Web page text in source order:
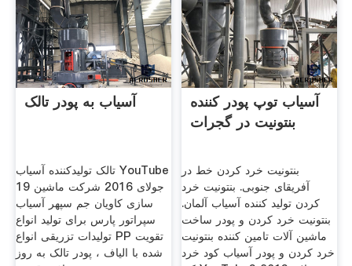
آسیاب به پودر تالک
تالک تولیدکننده آسیاب YouTube
19 جولای 2016 شرکت ماشین
سازی کاویان جم سپهر آسیاب
سپراتور پارس برای تولید انواع
تولیدات تزریقی انواع PP تقویت
شده با الیاف ، پودر تالک به روز
آسیاب توپ پودر کننده
بنتونیت در گجرات
بنتونیت خرد کردن خط در
آفریقای جنوبی. بنتونیت خرد
کردن تولید کننده آسیاب آلمان.
بنتونیت خرد کردن و پودر ساخت
ماشین آلات تامین کننده بنتونیت
خرد کردن و پودر آسیاب کود خرد